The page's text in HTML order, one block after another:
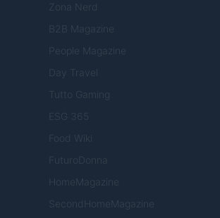
Zona Nerd
B2B Magazine
People Magazine
Day Travel
Tutto Gaming
ESG 365
Food Wiki
FuturoDonna
HomeMagazine
SecondHomeMagazine